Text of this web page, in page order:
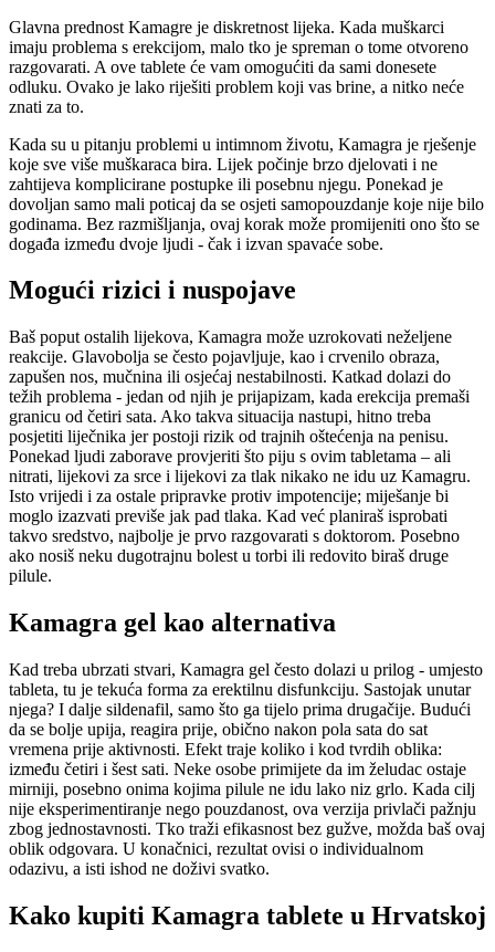
Glavna prednost Kamagre je diskretnost lijeka. Kada muškarci
imaju problema s erekcijom, malo tko je spreman o tome otvoreno
razgovarati. A ove tablete će vam omogućiti da sami donesete
odluku. Ovako je lako riješiti problem koji vas brine, a nitko neće
znati za to.
Kada su u pitanju problemi u intimnom životu, Kamagra je rješenje
koje sve više muškaraca bira. Lijek počinje brzo djelovati i ne
zahtijeva komplicirane postupke ili posebnu njegu. Ponekad je
dovoljan samo mali poticaj da se osjeti samopouzdanje koje nije bilo
godinama. Bez razmišljanja, ovaj korak može promijeniti ono što se
događa između dvoje ljudi - čak i izvan spavaće sobe.
Mogući rizici i nuspojave
Baš poput ostalih lijekova, Kamagra može uzrokovati neželjene
reakcije. Glavobolja se često pojavljuje, kao i crvenilo obraza,
zapušen nos, mučnina ili osjećaj nestabilnosti. Katkad dolazi do
težih problema - jedan od njih je prijapizam, kada erekcija premaši
granicu od četiri sata. Ako takva situacija nastupi, hitno treba
posjetiti liječnika jer postoji rizik od trajnih oštećenja na penisu.
Ponekad ljudi zaborave provjeriti što piju s ovim tabletama – ali
nitrati, lijekovi za srce i lijekovi za tlak nikako ne idu uz Kamagru.
Isto vrijedi i za ostale pripravke protiv impotencije; miješanje bi
moglo izazvati previše jak pad tlaka. Kad već planiraš isprobati
takvo sredstvo, najbolje je prvo razgovarati s doktorom. Posebno
ako nosiš neku dugotrajnu bolest u torbi ili redovito biraš druge
pilule.
Kamagra gel kao alternativa
Kad treba ubrzati stvari, Kamagra gel često dolazi u prilog - umjesto
tableta, tu je tekuća forma za erektilnu disfunkciju. Sastojak unutar
njega? I dalje sildenafil, samo što ga tijelo prima drugačije. Budući
da se bolje upija, reagira prije, obično nakon pola sata do sat
vremena prije aktivnosti. Efekt traje koliko i kod tvrdih oblika:
između četiri i šest sati. Neke osobe primijete da im želudac ostaje
mirniji, posebno onima kojima pilule ne idu lako niz grlo. Kada cilj
nije eksperimentiranje nego pouzdanost, ova verzija privlači pažnju
zbog jednostavnosti. Tko traži efikasnost bez gužve, možda baš ovaj
oblik odgovara. U konačnici, rezultat ovisi o individualnom
odazivu, a isti ishod ne doživi svatko.
Kako kupiti Kamagra tablete u Hrvatskoj